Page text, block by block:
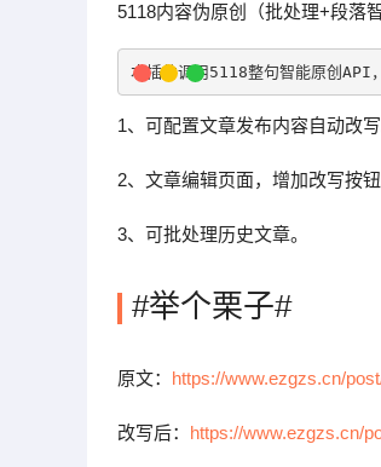
5118内容伪原创（批处理+段落
本插件调用5118整句智能原创API
1、可配置文章发布内容自动改写
2、文章编辑页面，增加改写按钮
3、可批处理历史文章。
#举个栗子#
原文： https://www.ezgzs.cn/
改写后： https://www.ezgzs.cn/